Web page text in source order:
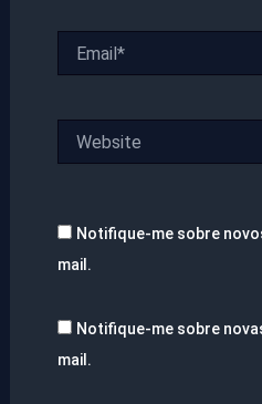
Notifique-me sobre
mail.
Notifique-me sobre
mail.